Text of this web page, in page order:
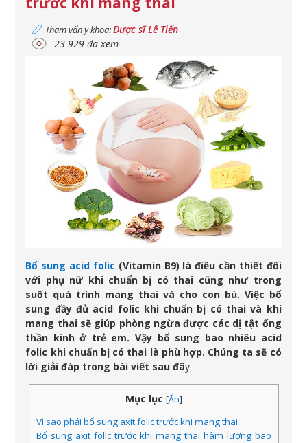
Tham vấn y khoa:Dược sĩ Lê Tiến
23 929 đã xem
Bổ sung acid folic (Vitamin B9) là điều cần thiết đối
với phụ nữ khi chuẩn bị có thai cũng như trong
suốt quá trình mang thai và cho con bú. Việc bổ
sung đầy đủ acid folic khi chuẩn bị có thai và khi
mang thai sẽ giúp phòng ngừa được các dị tật ống
thần kinh ở trẻ em. Vậy bổ sung bao nhiêu acid
folic khi chuẩn bị có thai là phù hợp. Chúng ta sẽ có
lời giải đáp trong bài viết sau đây.
Mục lục [Ẩn]
Vì sao phải bổ sung axit folic trước khi mang thai
Bổ sung axit folic trước khi mang thai hàm lượng bao